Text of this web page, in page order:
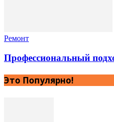
Ремонт
Профессиональный
Это Популярно!